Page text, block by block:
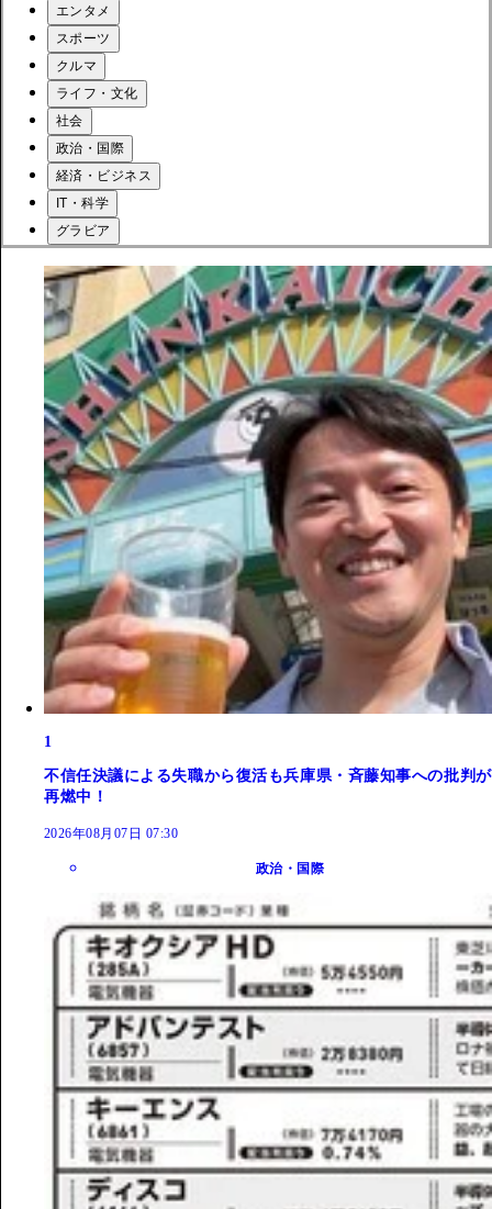
エンタメ
スポーツ
クルマ
ライフ・文化
社会
政治・国際
経済・ビジネス
IT・科学
グラビア
1
不信任決議による失職から復活も兵庫県・斉藤知事への批判が
再燃中！
2026年08月07日 07:30
政治・国際